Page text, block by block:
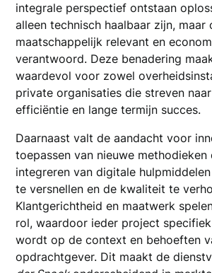
integrale perspectief ontstaan
alleen technisch haalbaar zijn, maar
maatschappelijk relevant en
verantwoord. Deze benadering
waardevol voor zowel
private organisaties die streven
efficiëntie en lange termijn succes.
Daarnaast valt de aandacht voor
toepassen van nieuwe methodieken
integreren van digitale
te versnellen en de kwaliteit te
Klantgerichtheid en maatwerk
rol, waardoor ieder project
wordt op de context en behoeften
opdrachtgever. Dit maakt de